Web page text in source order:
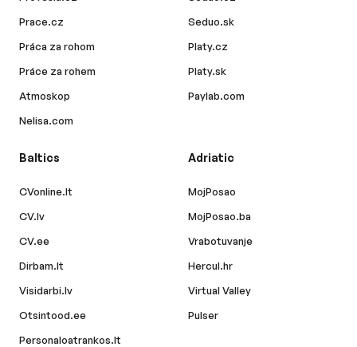
Prace.cz
Práca za rohom
Práce za rohem
Atmoskop
Nelisa.com
Seduo.sk
Platy.cz
Platy.sk
Paylab.com
Baltics
CVonline.lt
CV.lv
CV.ee
Dirbam.lt
Visidarbi.lv
Otsintood.ee
Personaloatrankos.lt
Adriatic
MojPosao
MojPosao.ba
Vrabotuvanje
Hercul.hr
Virtual Valley
Pulser